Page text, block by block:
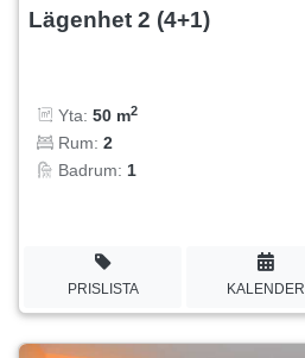
Lägenhet 2 (4+1)
Yta: 50 m2
Rum: 2
Badrum: 1
PRISLISTA KALENDER